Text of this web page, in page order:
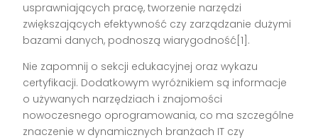
usprawniających pracę, tworzenie narzędzi
zwiększających efektywność czy zarządzanie dużymi
bazami danych, podnoszą wiarygodność[1].
Nie zapomnij o sekcji edukacyjnej oraz wykazu
certyfikacji. Dodatkowym wyróżnikiem są informacje
o używanych narzędziach i znajomości
nowoczesnego oprogramowania, co ma szczególne
znaczenie w dynamicznych branżach IT czy